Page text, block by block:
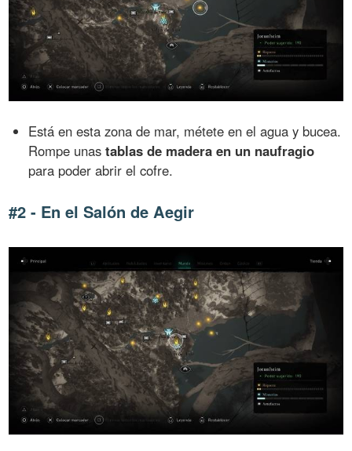
Está en esta zona de mar, métete en el agua y bucea.
Rompe unastablas de madera en un naufragio
para poder abrir el cofre.
#2 - En el Salón de Aegir